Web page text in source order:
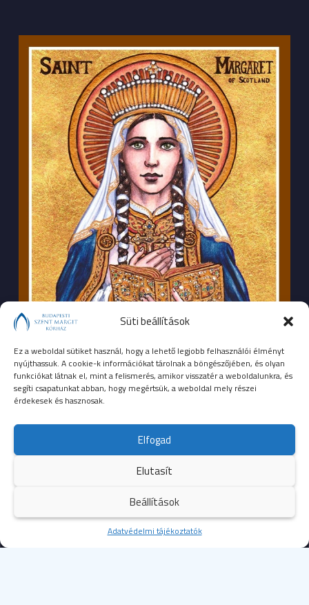
Süti beállítások
Ez a weboldal sütiket használ, hogy a lehető legjobb felhasználói élményt
nyújthassuk. A cookie-k információkat tárolnak a böngészőjében, és olyan
funkciókat látnak el, mint a felismerés, amikor visszatér a weboldalunkra, és
segíti csapatunkat abban, hogy megértsük, a weboldal mely részei
érdekesek és hasznosak.
Elfogad
Elutasít
Beállítások
Adatvédelmi tájékoztatók
Kezdőoldal
SEGÉLYHÍVÓSZÁMOK
104mentők
107rendőrség